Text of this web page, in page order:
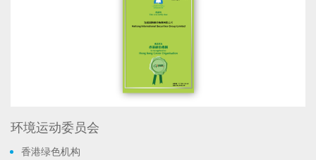
环境运动委员会
香港绿色机构